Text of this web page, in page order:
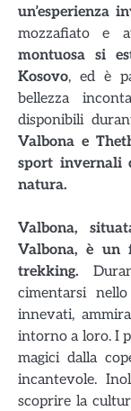
un’esperienza
mozzafiato e
montuosa si
Kosovo, ed è
bellezza
disponibili
Valbona e
sport invernali
natura.
Valbona,
Valbona, è un
trekking.
cimentarsi
innevati,
intorno a loro. I
magici dalla
incantevole.
scoprire la